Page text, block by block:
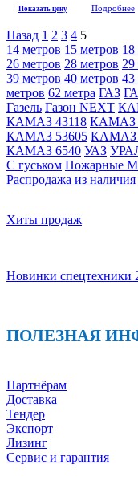
Показать цену Подробнее
Назад 1 2 3 4 5
14 метров 15 метров 18
26 метров 28 метров 29
39 метров 40 метров 43
метров 62 метра ГАЗ
Газель Газон NEXT
КАМАЗ 43118 КАМАЗ
КАМАЗ 53605 КАМАЗ
КАМАЗ 6540 УАЗ
С гуськом Пожарные
Распродажа из наличия
Хиты продаж
Новинки спецтехники
ПОЛЕЗНАЯ
Партнёрам
Доставка
Тендер
Экспорт
Лизинг
Сервис и гарантия